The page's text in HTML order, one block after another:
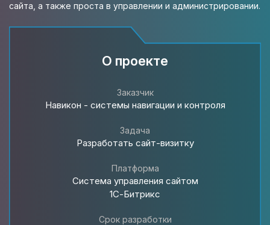
сайта, а также проста в управлении и администрировании.
О проекте
Заказчик
Навикон - системы навигации и контроля
Задача
Разработать cайт-визитку
Платформа
Система управления сайтом
1С-Битрикс
Срок разработки